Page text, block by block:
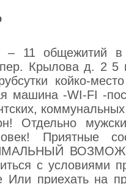
11 общежитий в
Крылова д. 2 5
койко-
машина -WI-FI -
Отдельно
Приятные
с условиями
Или приехать на